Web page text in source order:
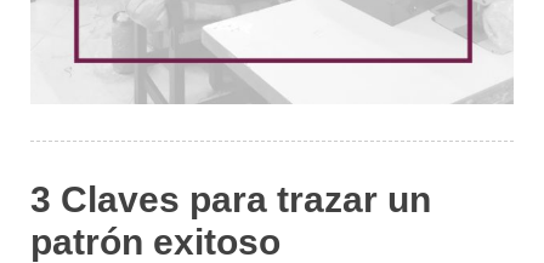
3 Claves para trazar un
patrón exitoso